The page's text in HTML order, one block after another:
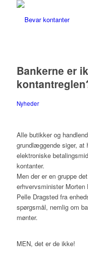
Bankerne er
Nyheder
Alle butikker og
grundlæggende siger, at
elektroniske
kontanter.
Men der er en gruppe
erhvervsminister
Pelle Dragsted fra
spørgsmål, nemlig om
mønter.
MEN, det er de ikke!